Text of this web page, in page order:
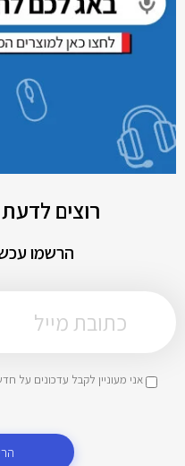
רוצים
הרשמו
אני מעוניין לקבל עדכונים על